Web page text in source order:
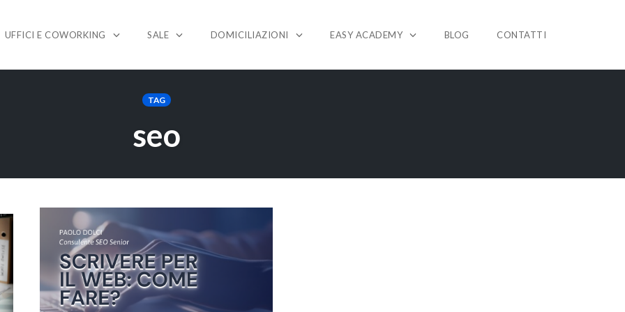
UFFICI E COWORKING SALE DOMICILIAZIONI EASY ACADEMY BLOG CONTATTI
TAG
seo